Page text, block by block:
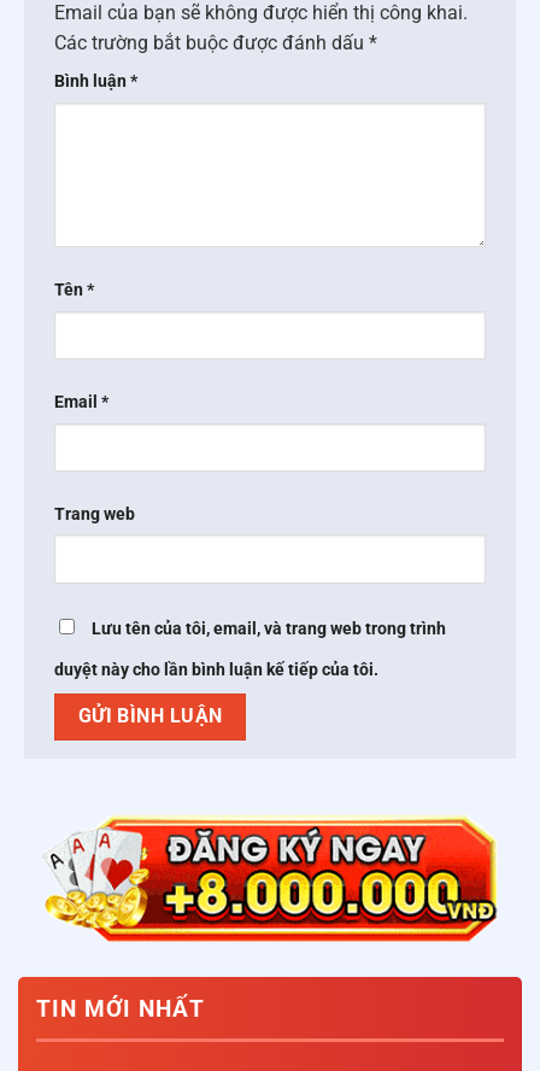
Email của bạn sẽ không được hiển thị công khai.
Các trường bắt buộc được đánh dấu *
Bình luận*
Tên*
Email *
Trang web
Lưu tên của tôi, email, và trang web trong trình
duyệt này cho lần bình luận kế tiếp của tôi.
TIN MỚI NHẤT